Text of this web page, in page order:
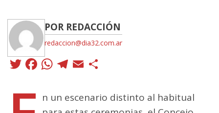
POR REDACCIÓN
redaccion@dia32.com.ar
Twitter
Facebook
WhatsApp
Telegram
Email
n un escenario distinto al habitual